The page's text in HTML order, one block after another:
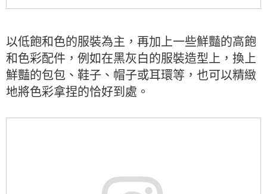
以低飽和色的服裝為主，再加上一些鮮豔的高飽
和色彩配件，例如在黑灰白的服裝造型上，換上
鮮豔的包包、鞋子、帽子或耳環等，也可以精緻
地將色彩拿捏的恰好到處。